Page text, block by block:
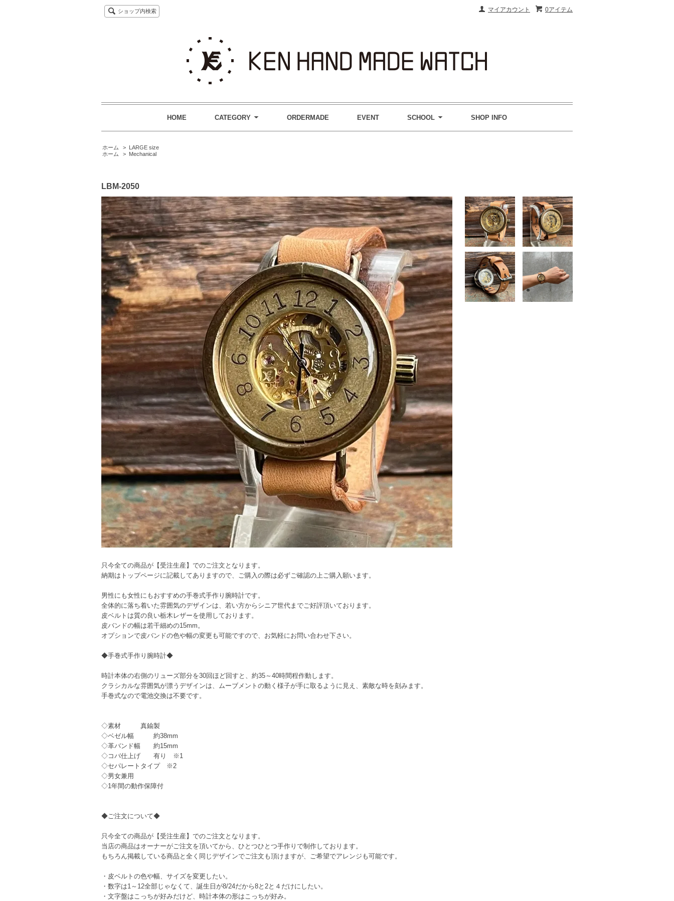
0アイテム
マイアカウント
ショップ内検索
HOME CATEGORY ORDERMADE EVENT SCHOOL SHOP INFO
ホーム > LARGE size
ホーム
> Mechanical
LBM-2050
只今全ての商品が【受注生産】でのご注文となります。
納期はトップページに記載してありますので、ご購入の際は必ずご確認の上ご購入願います。
男性にも女性にもおすすめの手巻式手作り腕時計です。
全体的に落ち着いた雰囲気のデザインは、若い方からシニア世代までご好評頂いております。
皮ベルトは質の良い栃木レザーを使用しております。
皮バンドの幅は若干細めの15mm。
オプションで皮バンドの色や幅の変更も可能ですので、お気軽にお問い合わせ下さい。
◆手巻式手作り腕時計◆
時計本体の右側のリューズ部分を30回ほど回すと、約35～40時間程作動します。
クラシカルな雰囲気が漂うデザインは、ムーブメントの動く様子が手に取るように見え、素敵な時を刻みます。
手巻式なので電池交換は不要です。
◇素材 真鍮製
◇ベゼル幅 約38mm
◇革バンド幅 約15mm
◇コバ仕上げ 有り ※1
◇セパレートタイプ ※2
◇男女兼用
◇1年間の動作保障付
◆ご注文について◆
只今全ての商品が【受注生産】でのご注文となります。
当店の商品はオーナーがご注文を頂いてから、ひとつひとつ手作りで制作しております。
もちろん掲載している商品と全く同じデザインでご注文も頂けますが、ご希望でアレンジも可能です。
・皮ベルトの色や幅、サイズを変更したい。
・数字は1～12全部じゃなくて、誕生日が8/24だから8と2と４だけにしたい。
・文字盤はこっちが好みだけど、時計本体の形はこっちが好み。